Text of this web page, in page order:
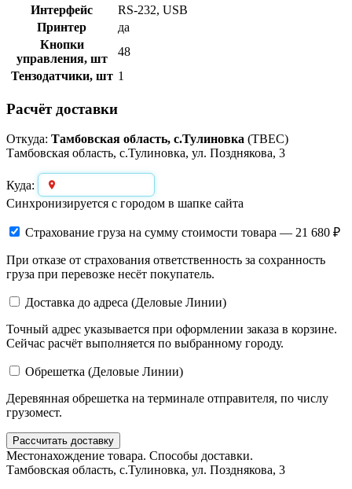
Интерфейс
RS-232, USB
Принтер
да
Кнопки
управления, шт
48
Тензодатчики, шт 1
Расчёт доставки
Откуда: Тамбовская область, с.Тулиновка (ТВЕС)
Тамбовская область, с.Тулиновка, ул. Позднякова, 3
Куда:
Синхронизируется с городом в шапке сайта
Страхование груза на сумму стоимости товара — 21 680 ₽
При отказе от страхования ответственность за сохранность
груза при перевозке несёт покупатель.
Доставка до адреса (Деловые Линии)
Точный адрес указывается при оформлении заказа в корзине.
Сейчас расчёт выполняется по выбранному городу.
Обрешетка (Деловые Линии)
Деревянная обрешетка на терминале отправителя, по числу
грузомест.
Рассчитать доставку
Местонахождение товара. Способы доставки.
Тамбовская область, с.Тулиновка, ул. Позднякова, 3